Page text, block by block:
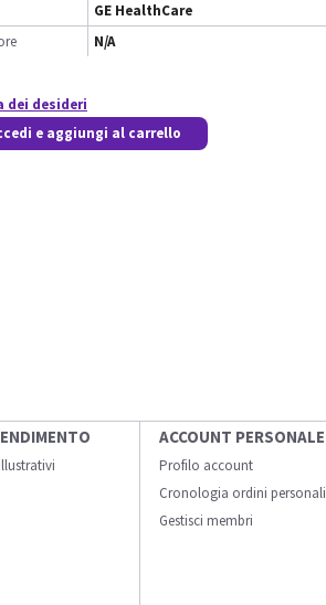
GE HealthCare
N/A
dei desideri
e aggiungi al carrello
ACCOUNT PERSONALE
Profilo account
Cronologia ordini personali
Gestisci membri